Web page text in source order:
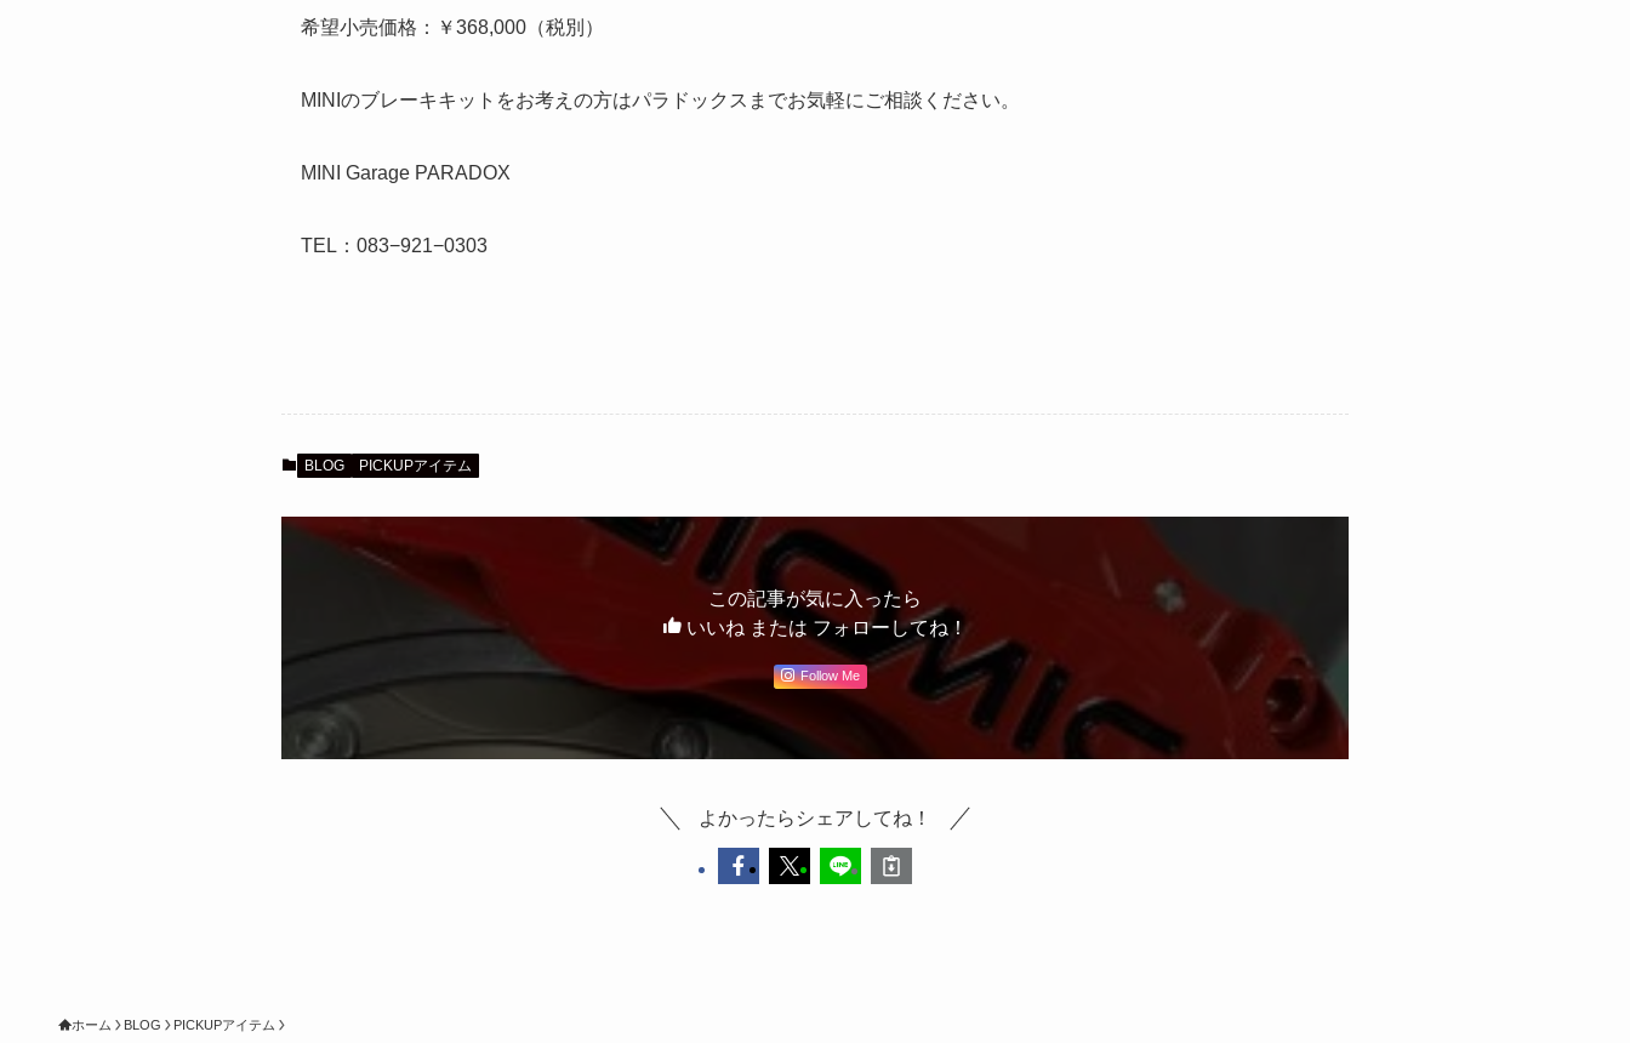
希望小売価格：￥368,000（税別）
MINIのブレーキキットをお考えの方はパラドックスまでお気軽にご相談ください。
MINI Garage PARADOX
TEL：083−921−0303
BLOG PICKUPアイテム
この記事が気に入ったら
いいね または フォローしてね！
Follow Me
よかったらシェアしてね！
ホーム BLOG PICKUPアイテム